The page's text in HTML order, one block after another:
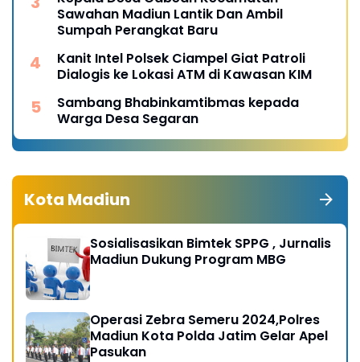
Sawahan Madiun Lantik Dan Ambil
Sumpah Perangkat Baru
Kanit Intel Polsek Ciampel Giat Patroli
Dialogis ke Lokasi ATM di Kawasan KIM
Sambang Bhabinkamtibmas kepada
Warga Desa Segaran
Kota Madiun
Sosialisasikan Bimtek SPPG , Jurnalis
Madiun Dukung Program MBG
Operasi Zebra Semeru 2024,Polres
Madiun Kota Polda Jatim Gelar Apel
Pasukan